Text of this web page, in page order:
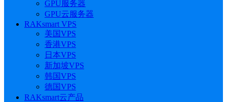
GPU服务器
GPU云服务器
RAKsmart VPS
美国VPS
香港VPS
日本VPS
新加坡VPS
韩国VPS
德国VPS
RAKsmart云产品